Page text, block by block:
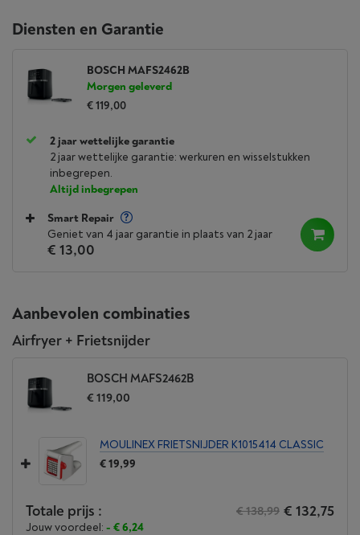
Diensten en Garantie
BOSCH MAFS2462B
Morgen geleverd
€ 119,00
2 jaar wettelijke garantie
2 jaar wettelijke garantie: werkuren en wisselstukken
inbegrepen.
Altijd inbegrepen
Smart Repair
Geniet van 4 jaar garantie in plaats van 2 jaar
€ 13,00
Aanbevolen combinaties
Airfryer + Frietsnijder
BOSCH MAFS2462B
€ 119,00
MOULINEX FRIETSNIJDER K1015414 CLASSIC
€ 19,99
Totale prijs : € 138,99 € 132,75
Jouw voordeel: - € 6,24